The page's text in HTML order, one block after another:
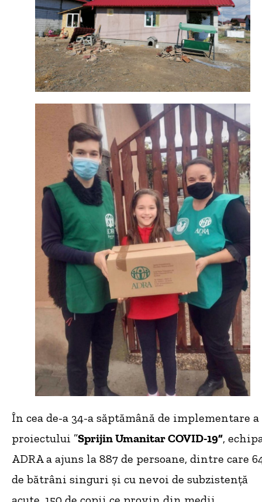
În cea de-a 34-a săptămână de implementare a
proiectului ”Sprijin Umanitar COVID-19”,
ADRA a ajuns la 887 de persoane, dintre care
de bătrâni singuri și cu nevoi de subzistență